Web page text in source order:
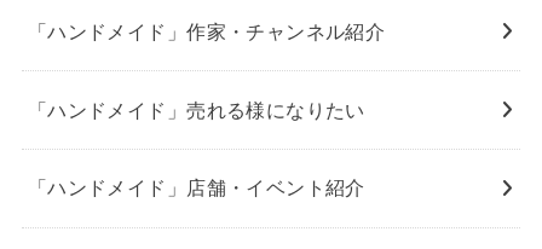
「ハンドメイド」作家・チャンネル紹介
「ハンドメイド」売れる様になりたい
「ハンドメイド」店舗・イベント紹介